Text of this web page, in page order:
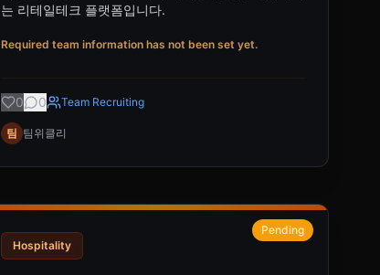
는 리테일테크 플랫폼입니다.
Required team information has not been set yet.
0 0 Team Recruiting
팀 팀위클리
Pending
Hospitality